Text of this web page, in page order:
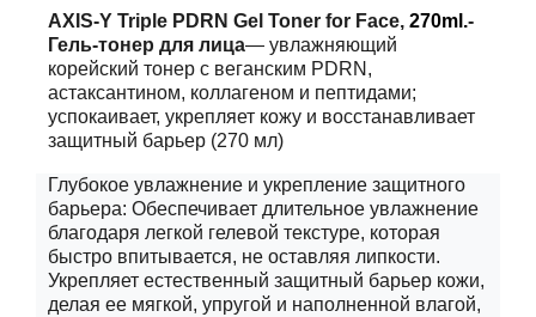
AXIS-Y Triple PDRN Gel Toner for Face, 270ml.-
Гель-тонер для лица— увлажняющий
корейский тонер с веганским PDRN ,
астаксантином, коллагеном и пептидами;
успокаивает, укрепляет кожу и восстанавливает
защитный барьер (270 мл)
Глубокое увлажнение и укрепление защитного
барьера: Обеспечивает длительное увлажнение
благодаря легкой гелевой текстуре, которая
быстро впитывается, не оставляя липкости.
Укрепляет естественный защитный барьер кожи,
делая ее мягкой, упругой и наполненной влагой,